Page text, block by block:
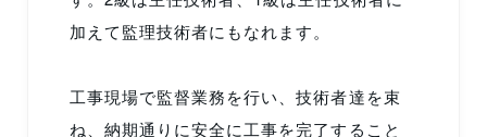
加えて監理技術者にもなれます。
工事現場で監督業務を行い、技術者達を束
ね、納期通りに安全に工事を完了すること